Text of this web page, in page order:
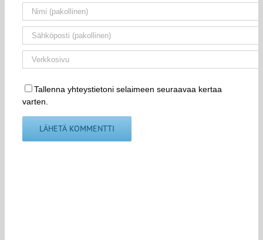
Tallenna yhteystietoni selaimeen seuraavaa kertaa
varten.